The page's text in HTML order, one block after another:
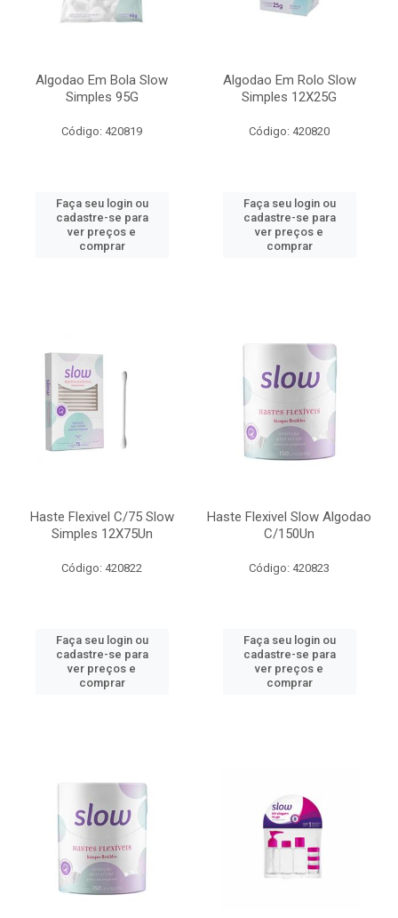
Algodao Em Bola Slow
Simples 95G
Código: 420819
Faça seu login ou
cadastre-se para
ver preços e
comprar
Algodao Em Rolo Slow
Simples 12X25G
Código: 420820
Faça seu login ou
cadastre-se para
ver preços e
comprar
Haste Flexivel C/75 Slow
Simples 12X75Un
Código: 420822
Faça seu login ou
cadastre-se para
ver preços e
comprar
Haste Flexivel Slow Algodao
C/150Un
Código: 420823
Faça seu login ou
cadastre-se para
ver preços e
comprar